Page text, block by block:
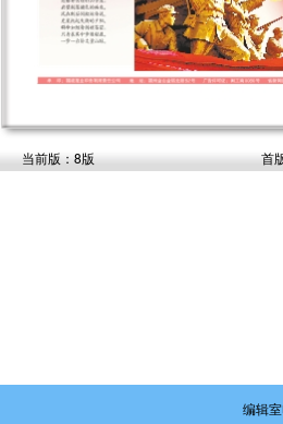
当前版：8版 首
编辑